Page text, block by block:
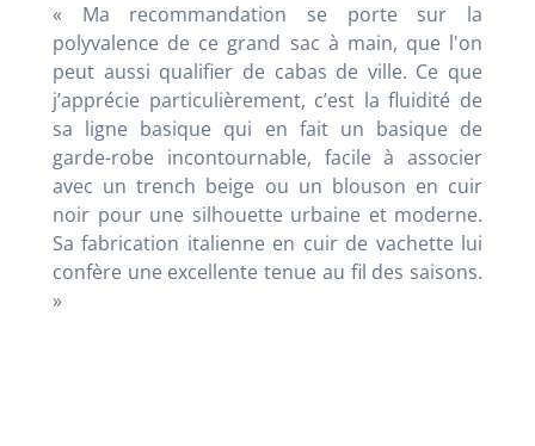
« Ma recommandation se porte sur la
polyvalence de ce grand sac à main, que l'on
peut aussi qualifier de cabas de ville. Ce que
j’apprécie particulièrement, c’est la fluidité de
sa ligne basique qui en fait un basique de
garde-robe incontournable, facile à associer
avec un trench beige ou un blouson en cuir
noir pour une silhouette urbaine et moderne.
Sa fabrication italienne en cuir de vachette lui
confère une excellente tenue au fil des saisons.
»